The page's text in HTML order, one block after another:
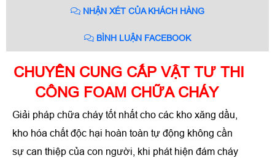
NHẬN XÉT CỦA KHÁCH HÀNG
BÌNH LUẬN FACEBOOK
CHUYÊN CUNG CẤP VẬT TƯ THI
CÔNG FOAM CHỮA CHÁY
Giải pháp chữa cháy tốt nhất cho các kho xăng dầu,
kho hóa chất độc hại hoàn toàn tự động không cần
sự can thiệp của con người, khi phát hiện đám cháy